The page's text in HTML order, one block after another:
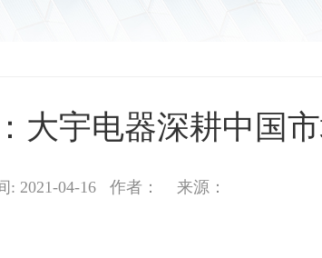
大宇电器深耕中国
: 2021-04-16 作者： 来源：